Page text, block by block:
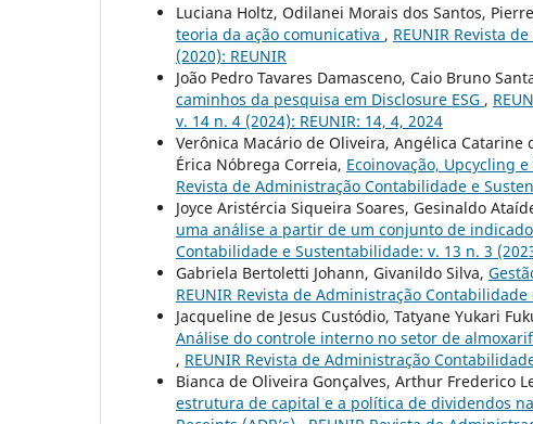
Luciana Holtz, Odilanei Morais dos Santos,
teoria da ação comunicativa , REUNIR Revista
(2020): REUNIR
João Pedro Tavares Damasceno, Caio Bruno
caminhos da pesquisa em Disclosure ESG ,
v. 14 n. 4 (2024): REUNIR: 14, 4, 2024
Verônica Macário de Oliveira, Angélica
Érica Nóbrega Correia, Ecoinovação, Upcycling
Revista de Administração Contabilidade e
Joyce Aristércia Siqueira Soares, Gesinaldo
uma análise a partir de um conjunto de
Contabilidade e Sustentabilidade: v. 13 n. 3
Gabriela Bertoletti Johann, Givanildo Silva,
REUNIR Revista de Administração
Jacqueline de Jesus Custódio, Tatyane Yukari
Análise do controle interno no setor de
, REUNIR Revista de Administração
Bianca de Oliveira Gonçalves, Arthur Frederico
estrutura de capital e a política de dividendos